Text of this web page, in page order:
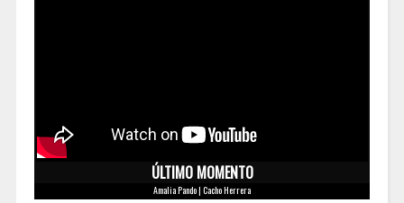
ÚLTIMO MOMENTO
Amalia Pando | Cacho Herrera